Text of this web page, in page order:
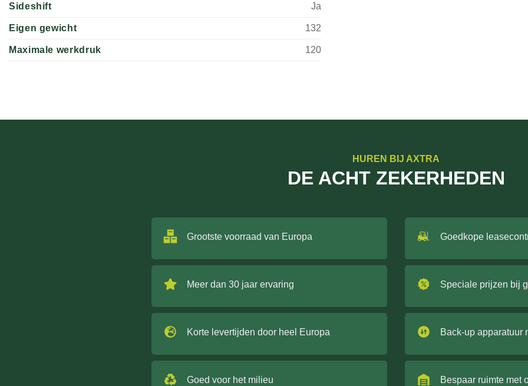
Sideshift Ja
Eigen gewicht 132
Maximale werkdruk 120
HUREN BIJ AXTRA
DE ACHT ZEKERHEDEN
Grootste voorraad van Europa
Meer dan 30 jaar ervaring
Korte levertijden door heel Europa
Goed voor het milieu
Goedkope
Speciale prijzen bij
Back-up apparatuur
Bespaar ruimte met